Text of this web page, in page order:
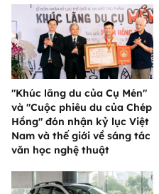
"Khúc lãng du của Cụ Mén"
và "Cuộc phiêu du của Chép
Hồng" đón nhận kỷ lục Việt
Nam và thế giới về sáng tác
văn học nghệ thuật